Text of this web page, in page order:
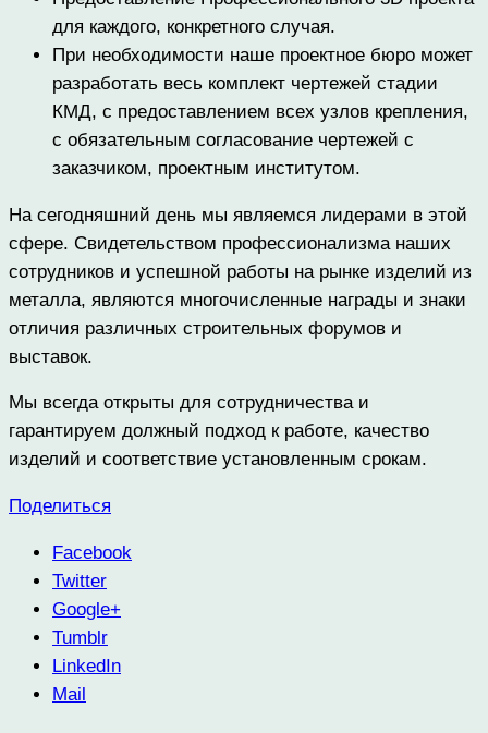
для каждого, конкретного случая.
При необходимости наше проектное бюро может
разработать весь комплект чертежей стадии
КМД, с предоставлением всех узлов крепления,
с обязательным согласование чертежей с
заказчиком, проектным институтом.
На сегодняшний день мы являемся лидерами в этой
сфере. Свидетельством профессионализма наших
сотрудников и успешной работы на рынке изделий из
металла, являются многочисленные награды и знаки
отличия различных строительных форумов и
выставок.
Мы всегда открыты для сотрудничества и
гарантируем должный подход к работе, качество
изделий и соответствие установленным срокам.
Поделиться
Facebook
Twitter
Google+
Tumblr
LinkedIn
Mail